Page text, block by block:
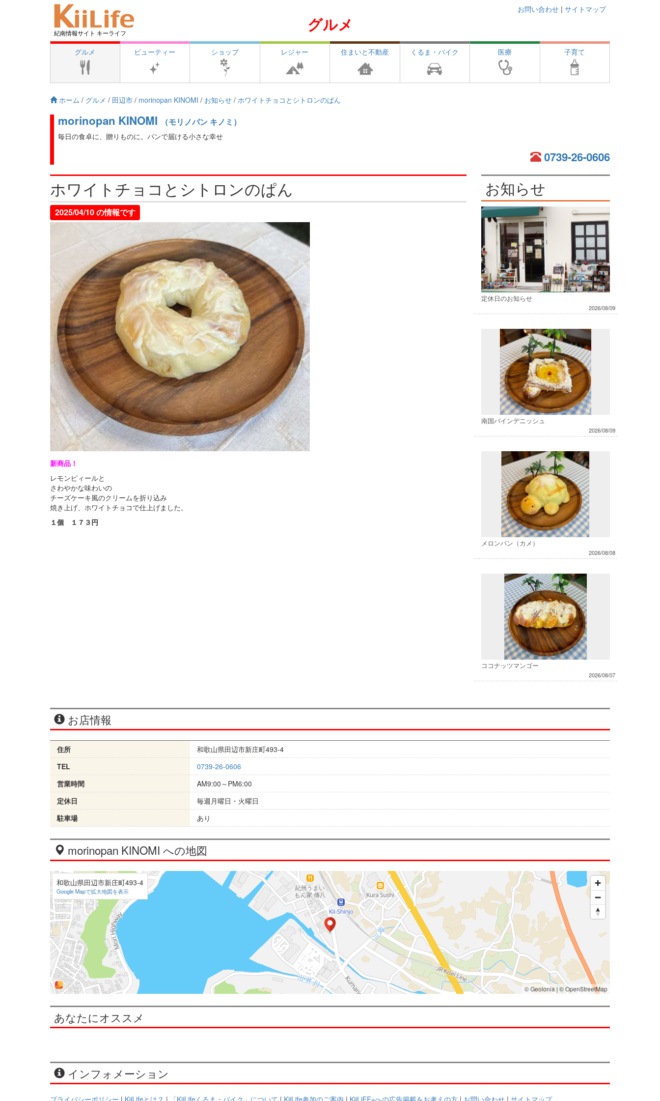
紀南情報サイト キーライフ グルメ
お問い合わせ | サイトマップ
グルメ ビューティー ショップ レジャー 住まいと不動産 くるま・バイク 医療 子育て
ホーム / グルメ / 田辺市 / morinopan KINOMI / お知らせ / ホワイトチョコとシトロンのぱん
morinopan KINOMI （モリノパン キノミ）
毎日の食卓に、贈りものに。パンで届ける小さな幸せ
0739-26-0606
ホワイトチョコとシトロンのぱん
2025/04/10 の情報です
新商品！
レモンピィールと
さわやかな味わいの
チーズケーキ風のクリームを折り込み
焼き上げ、ホワイトチョコで仕上げました。
１個 １７３円
お知らせ
定休日のお知らせ
2026/08/09
南国パインデニッシュ
2026/08/09
メロンパン（カメ）
2026/08/08
ココナッツマンゴー
2026/08/07
お店情報
住所
和歌山県田辺市新庄町493-4
TEL
0739-26-0606
営業時間
AM9:00～PM6:00
定休日
毎週月曜日・火曜日
駐車場
あり
morinopan KINOMI への地図
和歌山県田辺市新庄町493-4
Google Mapで拡大地図を表示
あなたにオススメ
インフォメーション